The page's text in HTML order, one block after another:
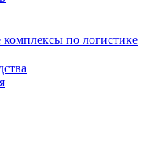
по логистике